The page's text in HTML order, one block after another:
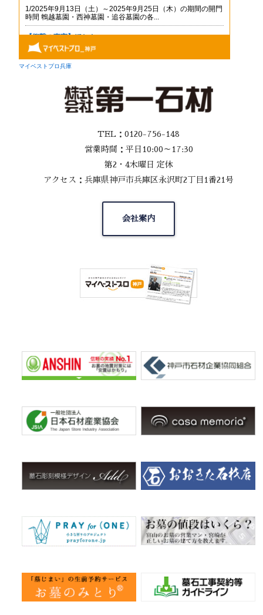
TEL：0120-756-148
営業時間：平日10:00～17:30
第2・4木曜日 定休
アクセス：兵庫県神戸市兵庫区永沢町2丁目1番21号
会社案内